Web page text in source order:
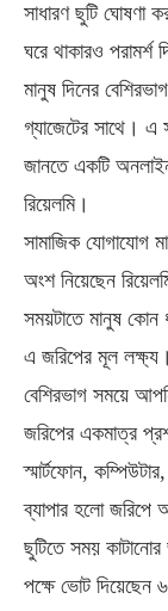
সাধারণ ছুটি ঘোষণা
ঘরে থাকারও
মানুষ দিনের
গ্যাজেটের সাথে। এ
জানতে একটি অনলাইন
রিয়েলমি।
সামাজিক যোগাযোগ
অংশ নিয়েছেন
সময়টাতে মানুষ কোন
এ জরিপের মূল লক্ষ্য।
বেশিরভাগ সময়ে
জরিপের একমাত্র
স্মার্টফোন,
ব্যাপার হলো জরিপে
ছুটিতে সময় কাটানোর
পক্ষে ভোট দিয়েছেন